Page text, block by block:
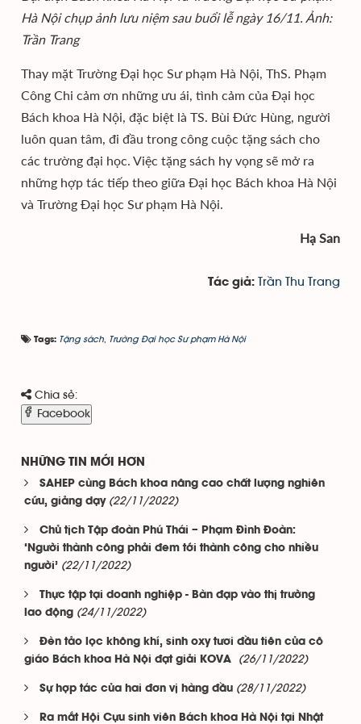
Hà Nội chụp ảnh lưu niệm sau buổi lễ ngày 16/11. Ảnh:
Trần Trang
Thay mặt Trường Đại học Sư phạm Hà Nội, ThS. Phạm
Công Chi cảm ơn những ưu ái, tình cảm của Đại học
Bách khoa Hà Nội, đặc biệt là TS. Bùi Đức Hùng, người
luôn quan tâm, đi đầu trong công cuộc tặng sách cho
các trường đại học. Việc tặng sách hy vọng sẽ mở ra
những hợp tác tiếp theo giữa Đại học Bách khoa Hà Nội
và Trường Đại học Sư phạm Hà Nội.
Hạ San
Tác giả: Trần Thu Trang
Tags: Tặng sách Trường Đại học Sư phạm Hà Nội
Chia sẻ:
Facebook
NHỮNG TIN MỚI HƠN
SAHEP cùng Bách khoa nâng cao chất lượng nghiên
cứu, giảng dạy (22/11/2022)
Chủ tịch Tập đoàn Phú Thái – Phạm Đình Đoàn:
‘Người thành công phải đem tới thành công cho nhiều
người’ (22/11/2022)
Thực tập tại doanh nghiệp - Bàn đạp vào thị trường
lao động (24/11/2022)
Đèn tảo lọc không khí, sinh oxy tươi đầu tiên của cô
giáo Bách khoa Hà Nội đạt giải KOVA
(26/11/2022)
Sự hợp tác của hai đơn vị hàng đầu (28/11/2022)
Ra mắt Hội Cựu sinh viên Bách khoa Hà Nội tại Nhật